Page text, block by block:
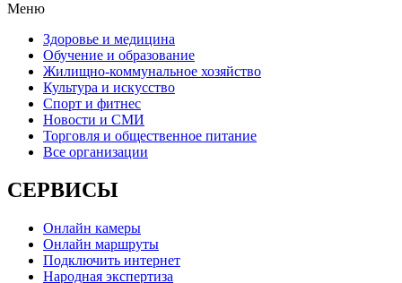
Меню
Здоровье и медицина
Обучение и образование
Жилищно-коммунальное хозяйство
Культура и искусство
Спорт и фитнес
Новости и СМИ
Торговля и общественное питание
Все организации
СЕРВИСЫ
Онлайн камеры
Онлайн маршруты
Подключить интернет
Народная экспертиза